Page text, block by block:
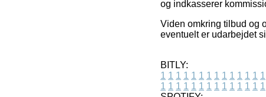
og indkasserer
Viden omkring tilbud og
eventuelt er udarbejdet
BITLY:
1 1 1 1 1 1 1 1 1 1 1 1 1 1
1 1 1 1 1 1 1 1 1 1 1 1 1 1